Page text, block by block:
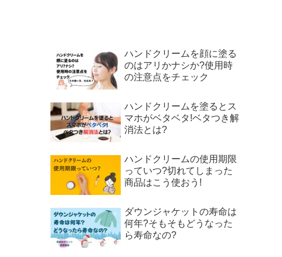
ハンドクリームを顔に塗る
のはアリかナシか?使用時
の注意点をチェック
ハンドクリームを塗るとス
マホがベタベタ!ベタつき解
消法とは?
ハンドクリームの使用期限
っていつ?切れてしまった
商品はこう使おう!
ダウンジャケットの寿命は
何年?そもそもどうなった
ら寿命なの?